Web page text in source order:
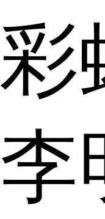
彩
李